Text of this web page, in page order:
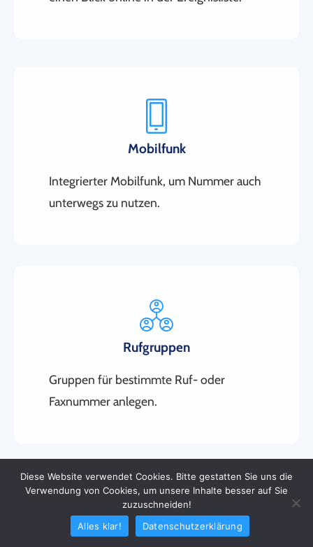
Mobilfunk
Integrierter Mobilfunk, um Nummer auch
unterwegs zu nutzen.
Rufgruppen
Gruppen für bestimmte Ruf- oder
Faxnummer anlegen.
Diese Website verwendet Cookies. Bitte gestatten Sie uns die
Verwendung von Cookies, um unsere Inhalte besser auf Sie
zuzuschneiden!
Alles klar!
Datenschutzerklärung